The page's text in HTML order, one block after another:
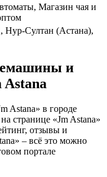
Магазин чая и
Нур-Султан (Астана),
и
Astana» в городе
странице «Jm Astana»
отзывы и
– всё это можно
портале